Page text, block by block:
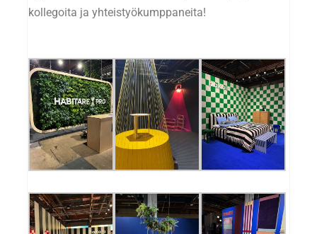
kollegoita ja yhteistyökumppaneita!